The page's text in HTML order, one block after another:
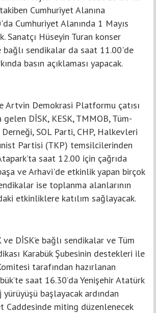
Cumhuriyet Alanına
Cumhuriyet Alanında 1 Mayıs
Sanatçı Hüseyin Turan konser
bağlı sendikalar da saat 11.00'de
basın açıklaması yapacak.
Artvin Demokrasi Platformu çatısı
DİSK, KESK, TMMOB, Tüm-
SOL Parti, CHP, Halkevleri
Partisi (TKP) temsilcilerinden
saat 12.00 için çağrıda
ve Arhavi'de etkinlik yapan birçok
ise toplanma alanlarının
etkinliklere katılım sağlayacak.
ve DİSK’e bağlı sendikalar ve Tüm
Karabük Şubesinin destekleri ile
tarafından hazırlanan
saat 16.30’da Yenişehir Atatürk
başlayacak ardından
Caddesinde miting düzenlenecek